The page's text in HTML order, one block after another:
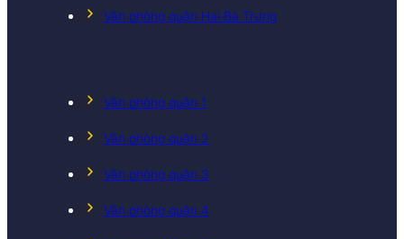
Văn phòng quận Hai Bà Trưng
Văn phòng quận 1
Văn phòng quận 2
Văn phòng quận 3
Văn phòng quận 4